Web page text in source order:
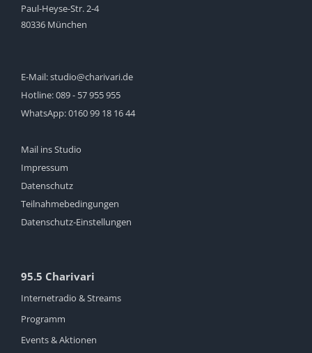
Paul-Heyse-Str. 2-4
80336 München
E-Mail:studio@charivari.de
Hotline:089 - 57 955 955
WhatsApp:0160 99 18 16 44
Mail ins Studio
Impressum
Datenschutz
Teilnahmebedingungen
Datenschutz-Einstellungen
95.5 Charivari
Internetradio & Streams
Programm
Events & Aktionen